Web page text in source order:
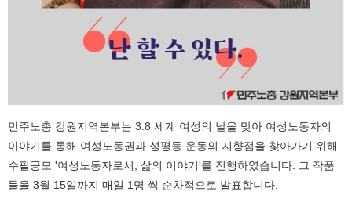
민주노총 강원지역본부는 3.8 세계 여성의 날을 맞아 여성노동자의
이야기를 통해 여성노동권과 성평등 운동의 지향점을 찾아가기 위해
수필공모 '여성노동자로서, 삶의 이야기'를 진행하였습니다. 그 작품
들을 3월 15일까지 매일 1명 씩 순차적으로 발표합니다.